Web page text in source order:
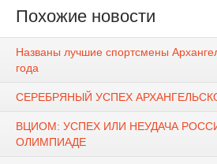
Похожие новости
Названы лучшие спортсмены
года
СЕРЕБРЯНЫЙ УСПЕХ
ВЦИОМ: УСПЕХ ИЛИ НЕУДАЧА
ОЛИМПИАДЕ